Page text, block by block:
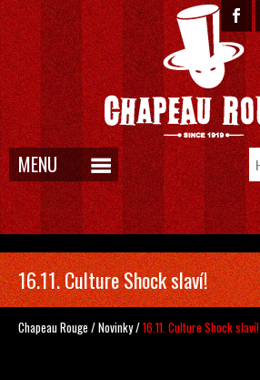
MENU
16.11. Culture Shock slaví!
Chapeau Rouge /Novinky/16.11. Culture Shock slaví!